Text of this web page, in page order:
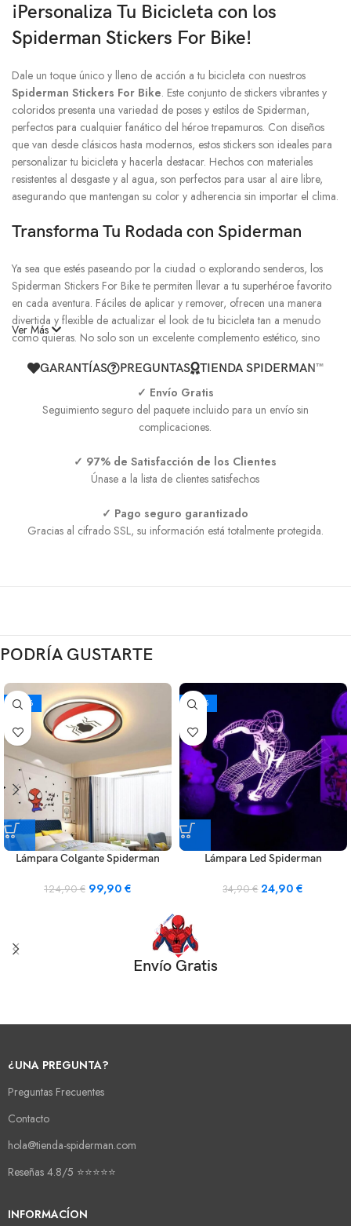
¡Personaliza Tu Bicicleta con los
Spiderman Stickers For Bike!
Dale un toque único y lleno de acción a tu bicicleta con nuestros
Spiderman Stickers For Bike. Este conjunto de stickers vibrantes y
coloridos presenta una variedad de poses y estilos de Spiderman,
perfectos para cualquier fanático del héroe trepamuros. Con diseños
que van desde clásicos hasta modernos, estos stickers son ideales para
personalizar tu bicicleta y hacerla destacar. Hechos con materiales
resistentes al desgaste y al agua, son perfectos para usar al aire libre,
asegurando que mantengan su color y adherencia sin importar el clima.
Transforma Tu Rodada con Spiderman
Ya sea que estés paseando por la ciudad o explorando senderos, los
Spiderman Stickers For Bike te permiten llevar a tu superhéroe favorito
en cada aventura. Fáciles de aplicar y remover, ofrecen una manera
divertida y flexible de actualizar el look de tu bicicleta tan a menudo
como quieras. No solo son un excelente complemento estético, sino
y los superhéroes.
Con los Spiderman Stickers For Bike, no solo estás decorando, estás
haciendo una declaración. Cada sticker es una muestra de tu estilo y tu
exclusivamente en Tienda Spiderman™, estos stickers son un must-have
para cualquier entusiasta de Spiderman que quiera llevar su fandom a
Ver Más
GARANTÍAS PREGUNTAS TIENDA SPIDERMAN™
✓ Envío Gratis
Seguimiento seguro del paquete incluido para un envío sin
complicaciones.
✓ 97% de Satisfacción de los Clientes
Únase a la lista de clientes satisfechos
✓ Pago seguro garantizado
Gracias al cifrado SSL, su información está totalmente protegida.
PODRÍA GUSTARTE
-20%
Lámpara Colgante Spiderman
124,90€ 99,90 €
-29%
Lámpara Led Spiderman
34,90€ 24,90€
Envío Gratis
¿UNA PREGUNTA?
Preguntas Frecuentes
Contacto
hola@tienda-spiderman.com
Reseñas 4.8/5 ⭐⭐⭐⭐⭐
INFORMACÍON